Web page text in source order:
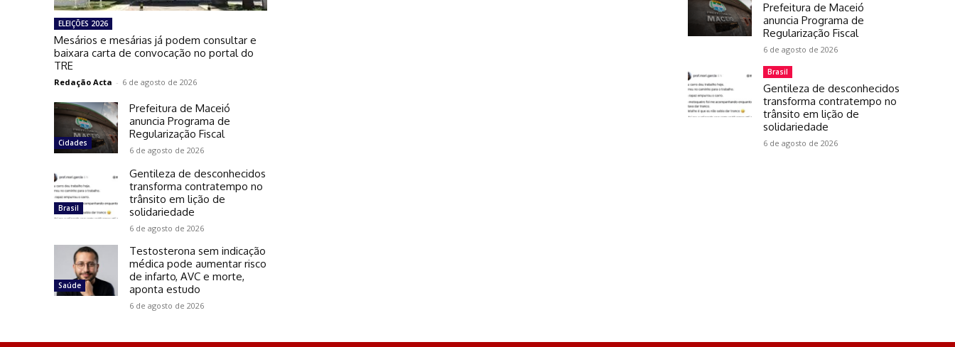
ELEIÇÕES 2026
Mesários e mesárias já podem consultar e
baixara carta de convocação no portal do
TRE
Redação Acta - 6 de agosto de 2026
Cidades
Prefeitura de Maceió
anuncia Programa de
Regularização Fiscal
6 de agosto de 2026
Brasil
Gentileza de desconhecidos
transforma contratempo no
trânsito em lição de
solidariedade
6 de agosto de 2026
Saúde
Testosterona sem indicação
médica pode aumentar risco
de infarto, AVC e morte,
aponta estudo
6 de agosto de 2026
Prefeitura de Maceió
anuncia Programa de
Regularização Fiscal
6 de agosto de 2026
Brasil
Gentileza de desconhecidos
transforma contratempo no
trânsito em lição de
solidariedade
6 de agosto de 2026